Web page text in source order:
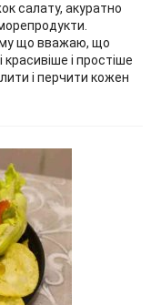
салату, акуратно
що вважаю, що
і простіше
і перчити кожен